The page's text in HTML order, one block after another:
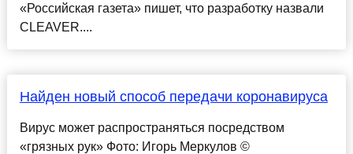
«Российская газета» пишет, что разработку назвали
CLEAVER....
Найден новый способ передачи коронавируса
Вирус может распространяться посредством
«грязных рук» Фото: Игорь Меркулов ©